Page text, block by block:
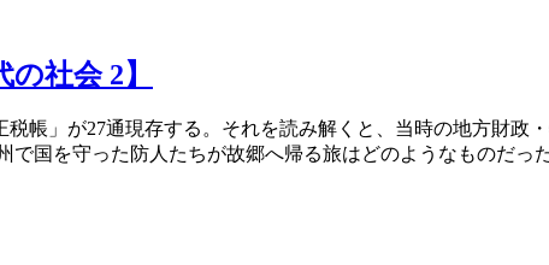
社会 2】
帳」が27通現存する。それを読み解くと、当時の地方財政
で国を守った防人たちが故郷へ帰る旅はどのようなものだ